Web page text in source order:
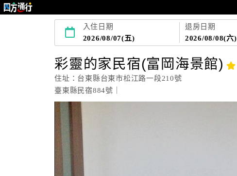
入住日期
2026/08/07(五)
退房日期
2026/08/08(六)
彩靈的家民宿(富岡海景館)
住址：台東縣台東市松江路一段210號
臺東縣民宿884號｜